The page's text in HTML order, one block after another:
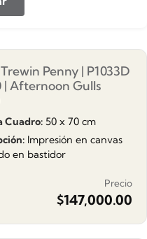
Penny | P1033D
| Afternoon Gulls
Cuadro: 50 x 70 cm
Impresión en canvas
en bastidor
Precio
$147,000.00